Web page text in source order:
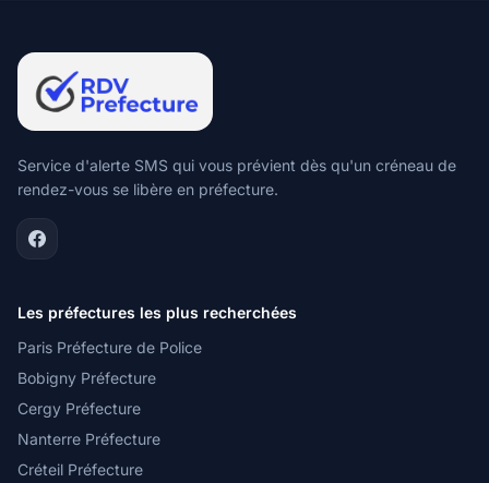
Service d'alerte SMS qui vous prévient dès qu'un créneau de
rendez-vous se libère en préfecture.
Les préfectures les plus recherchées
Paris Préfecture de Police
Bobigny Préfecture
Cergy Préfecture
Nanterre Préfecture
Créteil Préfecture